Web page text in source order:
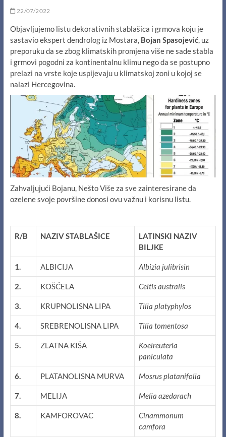
22/07/2022
Objavljujemo listu dekorativnih stablašica i grmova koju je
sastavio ekspert dendrolog iz Mostara, Bojan Spasojević, uz
preporuku da se zbog klimatskih promjena više ne sade stabla
i grmovi pogodni za kontinentalnu klimu nego da se postupno
prelazi na vrste koje uspijevaju u klimatskoj zoni u kojoj se
nalazi Hercegovina.
Zahvaljujući Bojanu, Nešto Više za sve zainteresirane da
ozelene svoje površine donosi ovu važnu i korisnu listu.
R/B NAZIV STABLAŠICE
LATINSKI NAZIV
BILJKE
1. ALBICIJA Albizia julibrisin
2. KOŠĆELA Celtis australis
3. KRUPNOLISNA LIPA Tilia platyphylos
4. SREBRENOLISNA LIPA Tilia tomentosa
5. ZLATNA KIŠA
Koelreuteria
paniculata
6. PLATANOLISNA MURVA Mosrus platanifolia
7. MELIJA Melia azedarach
8. KAMFOROVAC
Cinammonum
camfora